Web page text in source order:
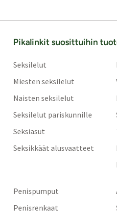
Pikalinkit suosittuihin
Seksilelut
Miesten seksilelut
Naisten seksilelut
Seksilelut pariskunnille
Seksiasut
Seksikkäät alusvaatteet
Penispumput
Penisrenkaat